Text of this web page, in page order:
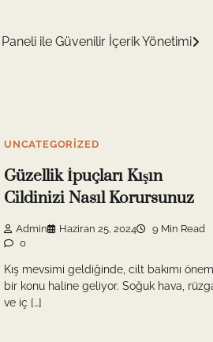
ile Güvenilir İçerik Yönetimi
UNCATEGORIZED
Güzellik İpuçları Kışın
Cildinizi Nasıl Korursunuz
Admin Haziran 25, 2024
9 Min Read
0
Kış mevsimi geldiğinde, cilt bakımı
bir konu haline geliyor. Soğuk hava,
ve iç […]